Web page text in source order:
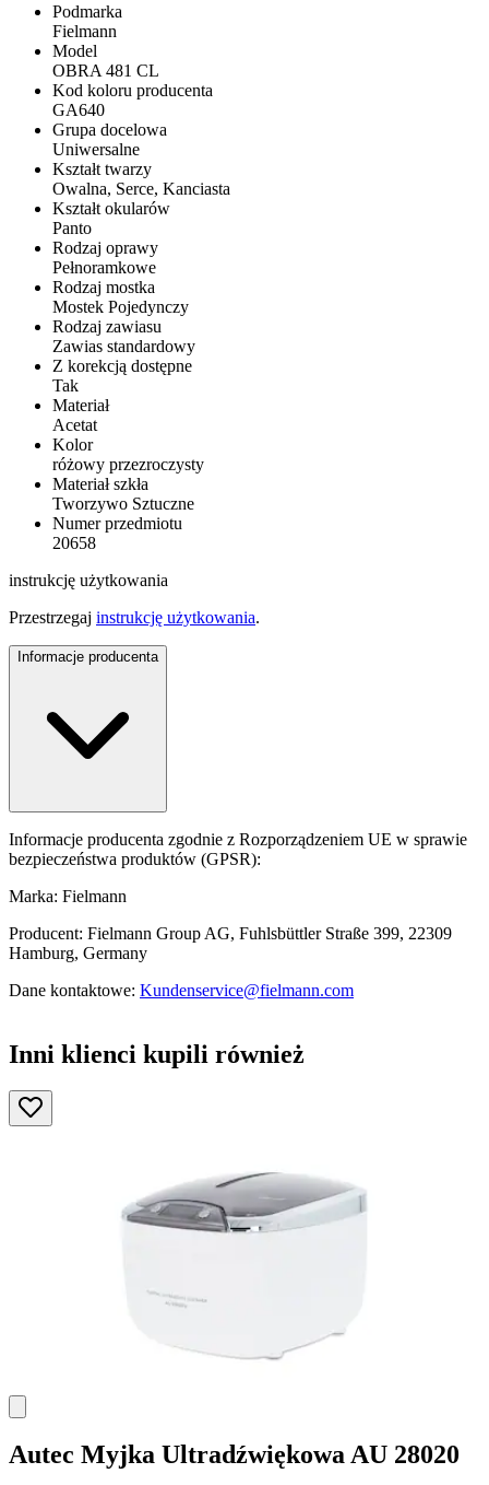
Podmarka
Fielmann
Model
OBRA 481 CL
Kod koloru producenta
GA640
Grupa docelowa
Uniwersalne
Kształt twarzy
Owalna, Serce, Kanciasta
Kształt okularów
Panto
Rodzaj oprawy
Pełnoramkowe
Rodzaj mostka
Mostek Pojedynczy
Rodzaj zawiasu
Zawias standardowy
Z korekcją dostępne
Tak
Materiał
Acetat
Kolor
różowy przezroczysty
Materiał szkła
Tworzywo Sztuczne
Numer przedmiotu
20658
instrukcję użytkowania
Przestrzegaj instrukcję użytkowania.
Informacje producenta
Informacje producenta zgodnie z Rozporządzeniem UE w sprawie
bezpieczeństwa produktów (GPSR):
Marka: Fielmann
Producent: Fielmann Group AG, Fuhlsbüttler Straße 399, 22309
Hamburg, Germany
Dane kontaktowe: Kundenservice@fielmann.com
Inni klienci kupili również
Autec Myjka Ultradźwiękowa AU 28020